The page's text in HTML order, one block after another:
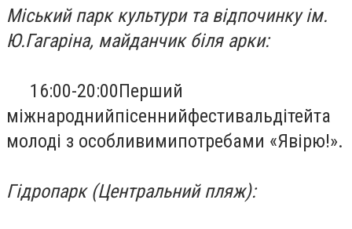
Міський парк культури та відпочинку ім.
Ю.Гагаріна, майданчик біля арки:
16:00-20:00Перший
міжнароднийпісеннийфестивальдітейта
молоді з особливимипотребами «Явірю!».
Гідропарк (Центральний пляж):